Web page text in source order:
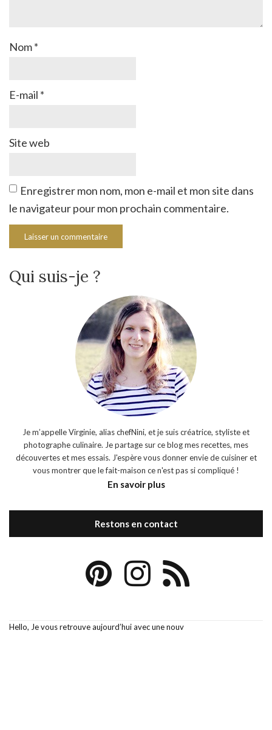
Nom*
E-mail *
Site web
Enregistrer mon nom, mon e-mail et mon site dans
le navigateur pour mon prochain commentaire.
Qui suis-je ?
Je m’appelle Virginie, alias chefNini, et je suis créatrice, styliste et
photographe culinaire. Je partage sur ce blog mes recettes, mes
découvertes et mes essais. J'espère vous donner envie de cuisiner et
vous montrer que le fait-maison ce n'est pas si compliqué !
En savoir plus
Restons en contact
Hello, Je vous retrouve aujourd’hui avec une nouv